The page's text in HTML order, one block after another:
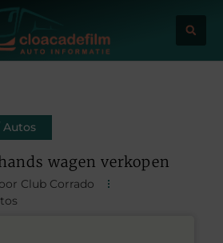
Autos
wagen verkopen
Club Corrado